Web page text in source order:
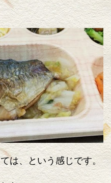
は、という感じです。